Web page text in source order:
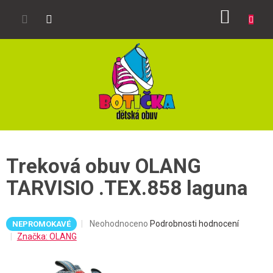
Treková obuv OLANG
TARVISIO .TEX.858 laguna
NEPROMOKAVÉ
Průměrné
0,0
Neohodnoceno Podrobnosti hodnocení
Značka: OLANG